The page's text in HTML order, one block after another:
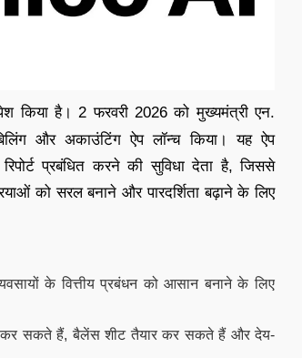
किया है। 2 फरवरी 2026 को मुख्यमंत्री एन.
और अकाउंटिंग ऐप लॉन्च किया। यह ऐप
प्रबंधित करने की सुविधा देता है, जिससे
को सरल बनाने और पारदर्शिता बढ़ाने के लिए
के वित्तीय प्रबंधन को आसान बनाने के लिए
कर सकते हैं, बैलेंस शीट तैयार कर सकते हैं और देय-